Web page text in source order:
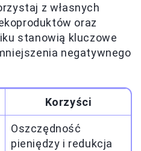
z własnych
oraz
stanowią kluczowe
negatywnego
Korzyści
Oszczędność
pieniędzy i redukcja